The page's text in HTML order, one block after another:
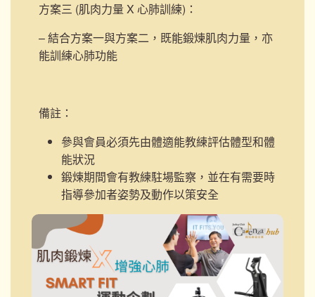
方案三 (肌肉力量 X 心肺訓練) ：
– 結合方案一與方案二，既能鍛煉肌肉力量，亦
能訓練心肺功能
備註：
參與會員必須先由體適能教練評估體型和體
能狀況
鍛煉期間會有教練駐場監察，並在有需要時
指導參加者姿勢及動作以策安全